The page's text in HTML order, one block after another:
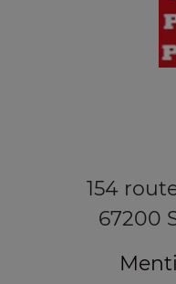
154
67200